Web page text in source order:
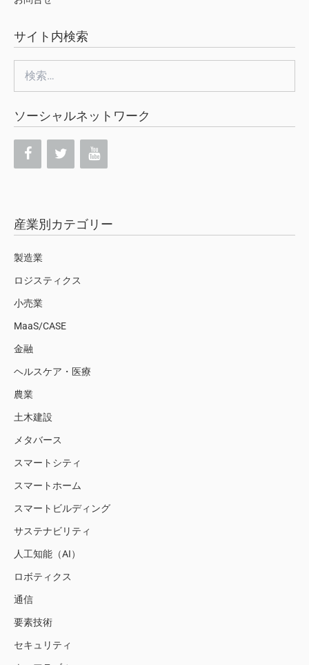
サイト内検索
ソーシャルネットワーク
産業別カテゴリー
製造業
ロジスティクス
小売業
MaaS/CASE
金融
ヘルスケア・医療
農業
土木建設
メタバース
スマートシティ
スマートホーム
スマートビルディング
サステナビリティ
人工知能（AI）
ロボティクス
通信
要素技術
セキュリティ